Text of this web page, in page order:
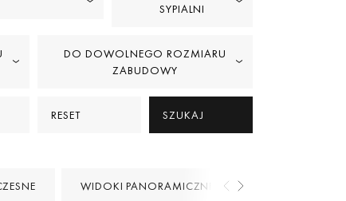
SYPIALNI
DO DOWOLNEGO ROZMIARU
ZABUDOWY
RESET SZUKAJ
WIDOKI PANORAMICZNE